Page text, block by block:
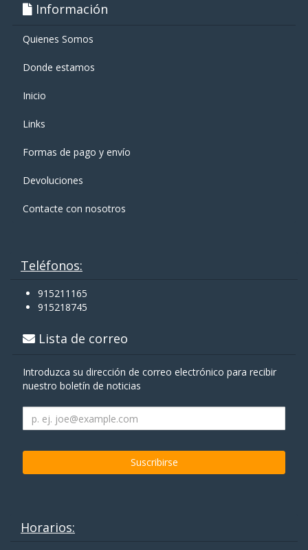
Información
Quienes Somos
Donde estamos
Inicio
Links
Formas de pago y enví­o
Devoluciones
Contacte con nosotros
Teléfonos:
915211165
915218745
Lista de correo
Introduzca su dirección de correo electrónico para recibir
nuestro boletín de noticias
Horarios: